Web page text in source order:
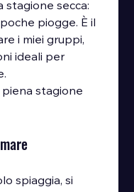
stagione secca:
piogge. È il
i miei gruppi,
ideali per
piena stagione
spiaggia, si